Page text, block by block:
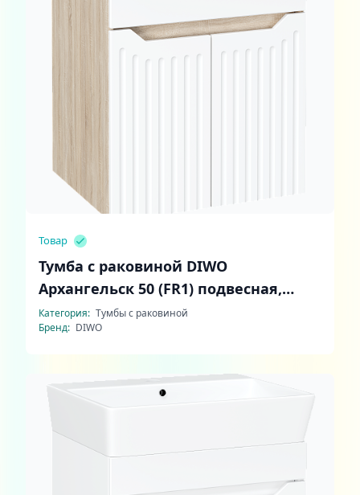
Товар
Тумба с раковиной DIWO
Архангельск 50 (FR1) подвесная,
белая, дуб сонома
Категория: Тумбы с раковиной
Бренд: DIWO